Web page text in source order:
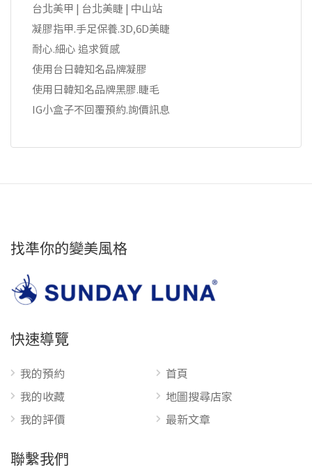
台北美甲 | 台北美睫 | 中山站
凝膠指甲.手足保養.3D,6D美睫
耐心.細心 追求質感
使用台日韓知名品牌凝膠
使用日韓知名品牌黑膠.睫毛
IG小盒子不回覆預約.詢價訊息
找準你的變美風格
快速導覽
我的預約
我的收藏
我的評價
首頁
地圖搜尋店家
最新文章
聯繫我們